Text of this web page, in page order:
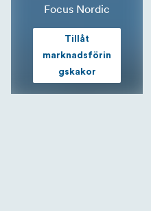
Focus Nordic
Tillåt
marknadsförin
gskakor